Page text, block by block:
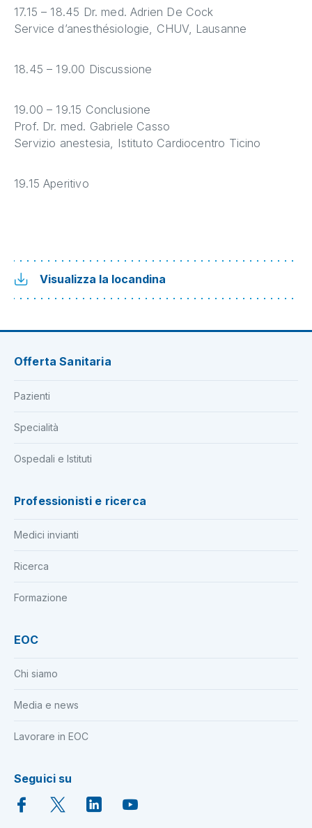
17.15 – 18.45 Dr. med. Adrien De Cock
Service d’anesthésiologie, CHUV, Lausanne
18.45 – 19.00 Discussione
19.00 – 19.15 Conclusione
Prof. Dr. med. Gabriele Casso
Servizio anestesia, Istituto Cardiocentro Ticino
19.15 Aperitivo
Visualizza la locandina
Offerta Sanitaria
Pazienti
Specialità
Ospedali e Istituti
Professionisti e ricerca
Medici invianti
Ricerca
Formazione
EOC
Chi siamo
Media e news
Lavorare in EOC
Seguici su